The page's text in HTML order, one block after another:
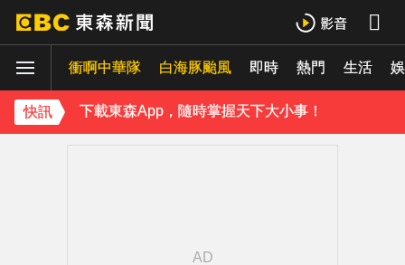
衝啊中華隊 白海豚颱風 即時 熱門 生活
快訊
《理財達人秀》X 安聯投信免費講座報名中！搶先卡位 2027
下載東森App，隨時掌握天下大小事！